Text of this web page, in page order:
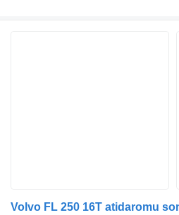
Volvo FL 250 16T atidaromu